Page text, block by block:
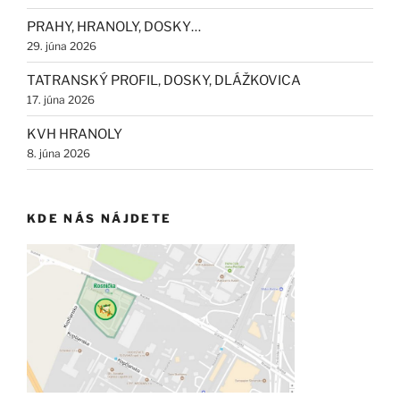
PRAHY, HRANOLY, DOSKY…
29. júna 2026
TATRANSKÝ PROFIL, DOSKY, DLÁŽKOVICA
17. júna 2026
KVH HRANOLY
8. júna 2026
KDE NÁS NÁJDETE